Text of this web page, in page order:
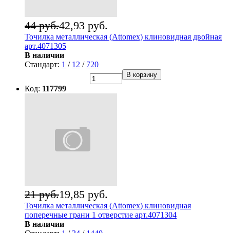
42,93 руб.
44 руб.
Точилка металлическая (Attomex) клиновидная двойная
арт.4071305
В наличии
Стандарт: 1 / 12 / 720
В корзину
Код: 117799
19,85 руб.
21 руб.
Точилка металлическая (Attomex) клиновидная
поперечные грани 1 отверстие арт.4071304
В наличии